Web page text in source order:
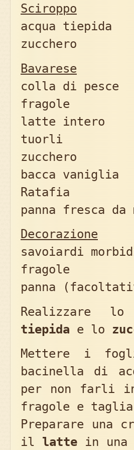
Sciroppo
acqua
Bavarese
colla di
latte
tuorli
bacca
panna fresca
Decorazione
savoiardi
fragole
panna
Realizzare lo
tiepida e lo
Mettere i
bacinella di
per non farli
fragole e
Preparare una
il latte in una